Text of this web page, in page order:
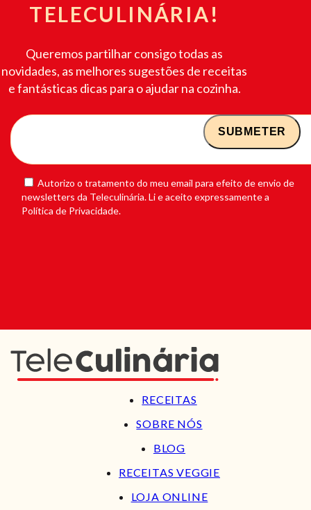
TELECULINÁRIA!
Queremos partilhar consigo todas as
novidades, as melhores sugestões de receitas
e fantásticas dicas para o ajudar na cozinha.
Autorizo o tratamento do meu email para efeito de envio de
newsletters da Teleculinária. Li e aceito expressamente a
Política de Privacidade.
RECEITAS
SOBRE NÓS
BLOG
RECEITAS VEGGIE
LOJA ONLINE